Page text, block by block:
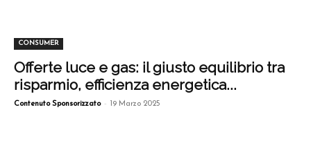
CONSUMER
Offerte luce e gas: il giusto equilibrio tra
risparmio, efficienza energetica...
Contenuto Sponsorizzato - 19 Marzo 2025